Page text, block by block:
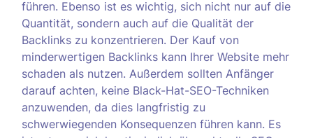
führen. Ebenso ist es wichtig, sich nicht nur auf die
Quantität, sondern auch auf die Qualität der
Backlinks zu konzentrieren. Der Kauf von
minderwertigen Backlinks kann Ihrer Website mehr
schaden als nutzen. Außerdem sollten Anfänger
darauf achten, keine Black-Hat-SEO-Techniken
anzuwenden, da dies langfristig zu
schwerwiegenden Konsequenzen führen kann. Es